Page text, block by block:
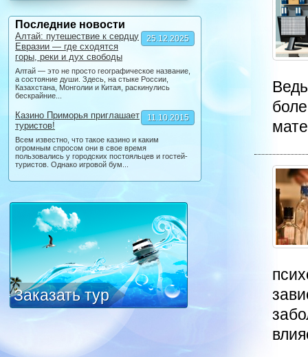
Последние новости
25.12.2025
Алтай: путешествие к сердцу
Евразии — где сходятся
горы, реки и дух свободы
Алтай — это не просто географическое название,
а состояние души. Здесь, на стыке России,
Казахстана, Монголии и Китая, раскинулись
бескрайние...
11.10.2015
Казино Приморья приглашает
туристов!
Всем известно, что такое казино и каким
огромным спросом они в свое время
пользовались у городских постояльцев и гостей-
туристов. Однако игровой бум...
Заказать тур